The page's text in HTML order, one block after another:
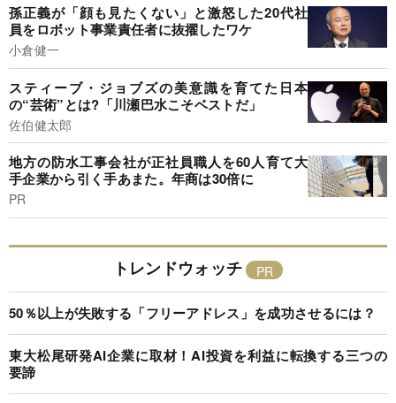
孫正義が「顔も見たくない」と激怒した20代社
員をロボット事業責任者に抜擢したワケ
小倉健一
スティーブ・ジョブズの美意識を育てた日本
の“芸術”とは?「川瀬巴水こそベストだ」
佐伯健太郎
地方の防水工事会社が正社員職人を60人育て大
手企業から引く手あまた。年商は30倍に
PR
トレンドウォッチ
50％以上が失敗する「フリーアドレス」を成功させるには？
東大松尾研発AI企業に取材！AI投資を利益に転換する三つの
要諦